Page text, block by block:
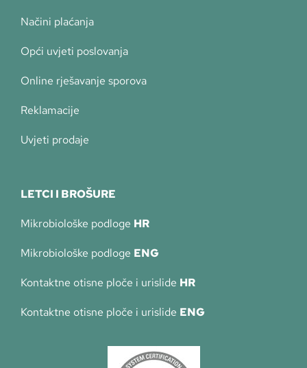
Načini plaćanja
Opći uvjeti poslovanja
Online rješavanje sporova
Reklamacije
Uvjeti prodaje
LETCI I BROŠURE
Mikrobiološke podloge HR
Mikrobiološke podloge ENG
Kontaktne otisne ploče i urislide HR
Kontaktne otisne ploče i urislide ENG